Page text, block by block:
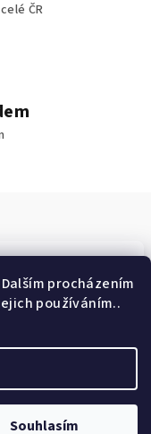
procházením
používáním..
Souhlasím
ČR